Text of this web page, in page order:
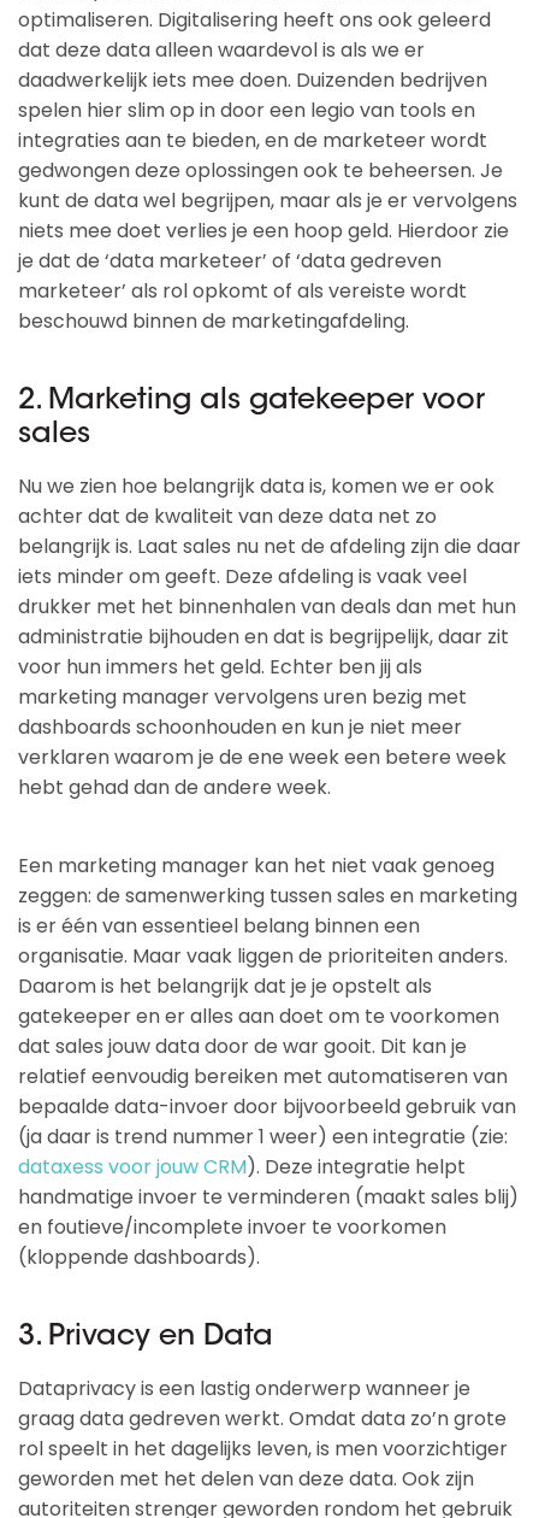
optimaliseren. Digitalisering heeft ons ook geleerd
dat deze data alleen waardevol is als we er
daadwerkelijk iets mee doen. Duizenden bedrijven
spelen hier slim op in door een legio van tools en
integraties aan te bieden, en de marketeer wordt
gedwongen deze oplossingen ook te beheersen. Je
kunt de data wel begrijpen, maar als je er vervolgens
niets mee doet verlies je een hoop geld. Hierdoor zie
je dat de ‘data marketeer’ of ‘data gedreven
marketeer’ als rol opkomt of als vereiste wordt
beschouwd binnen de marketingafdeling.
2. Marketing als gatekeeper voor
sales
Nu we zien hoe belangrijk data is, komen we er ook
achter dat de kwaliteit van deze data net zo
belangrijk is. Laat sales nu net de afdeling zijn die daar
iets minder om geeft. Deze afdeling is vaak veel
drukker met het binnenhalen van deals dan met hun
administratie bijhouden en dat is begrijpelijk, daar zit
voor hun immers het geld. Echter ben jij als
marketing manager vervolgens uren bezig met
dashboards schoonhouden en kun je niet meer
verklaren waarom je de ene week een betere week
hebt gehad dan de andere week.
Een marketing manager kan het niet vaak genoeg
zeggen: de samenwerking tussen sales en marketing
is er één van essentieel belang binnen een
organisatie. Maar vaak liggen de prioriteiten anders.
Daarom is het belangrijk dat je je opstelt als
gatekeeper en er alles aan doet om te voorkomen
dat sales jouw data door de war gooit. Dit kan je
relatief eenvoudig bereiken met automatiseren van
bepaalde data-invoer door bijvoorbeeld gebruik van
(ja daar is trend nummer 1 weer) een integratie (zie:
dataxess voor jouw CRM). Deze integratie helpt
handmatige invoer te verminderen (maakt sales blij)
en foutieve/incomplete invoer te voorkomen
(kloppende dashboards).
3. Privacy en Data
Dataprivacy is een lastig onderwerp wanneer je
graag data gedreven werkt. Omdat data zo’n grote
rol speelt in het dagelijks leven, is men voorzichtiger
geworden met het delen van deze data. Ook zijn
autoriteiten strenger geworden rondom het gebruik